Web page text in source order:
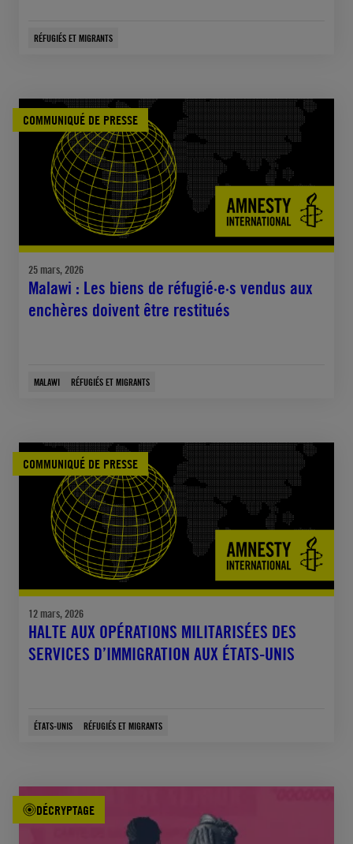
RÉFUGIÉS ET MIGRANTS
COMMUNIQUÉ DE PRESSE
25 mars, 2026
Malawi : Les biens de réfugié·e·s vendus aux
enchères doivent être restitués
MALAWI RÉFUGIÉS ET MIGRANTS
COMMUNIQUÉ DE PRESSE
12 mars, 2026
HALTE AUX OPÉRATIONS MILITARISÉES DES
SERVICES D’IMMIGRATION AUX ÉTATS-UNIS
ÉTATS-UNIS RÉFUGIÉS ET MIGRANTS
DÉCRYPTAGE